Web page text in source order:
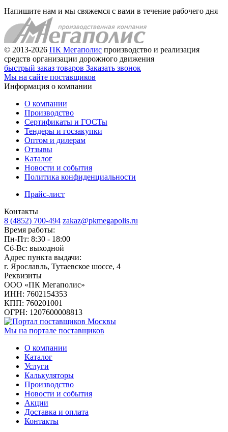
Напишите нам и мы свяжемся с вами в течение рабочего дня
© 2013-2026 ПК Мегаполис производство и реализация
средств организации дорожного движения
быстрый заказ товаров Заказать звонок
Мы на сайте поставщиков
Информация о компании
О компании
Производство
Сертификаты и ГОСТы
Тендеры и госзакупки
Оптом и дилерам
Отзывы
Каталог
Новости и события
Политика конфиденциальности
Прайс-лист
Контакты
8 (4852) 700-494 zakaz@pkmegapolis.ru
Время работы:
Пн-Пт: 8:30 - 18:00
Сб-Вс: выходной
Адрес пункта выдачи:
г. Ярославль, Тутаевское шоссе, 4
Реквизиты
ООО «ПК Мегаполис»
ИНН: 7602154353
КПП: 760201001
ОГРН: 1207600008813
Мы на портале поставщиков
О компании
Каталог
Услуги
Калькуляторы
Производство
Новости и события
Акции
Доставка и оплата
Контакты